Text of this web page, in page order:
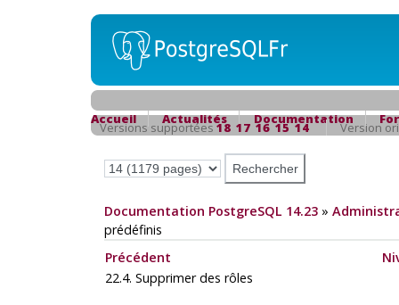
Accueil Actualités Documentation
Versions supportées18 17 16 15 14 Version
Documentation PostgreSQL 14.23»
prédéfinis
Précédent
22.4. Supprimer des rôles